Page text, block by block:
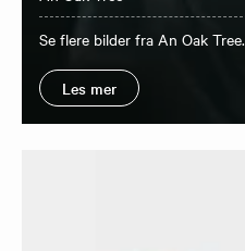
Se flere bilder fra An Oak Tree.
Les mer